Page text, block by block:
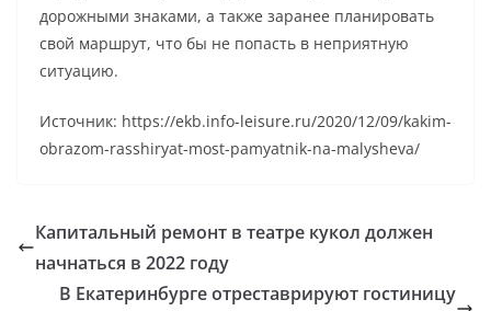
дорожными знаками, а также заранее планировать
свой маршрут, что бы не попасть в неприятную
ситуацию.
Источник: https://ekb.info-leisure.ru/2020/12/09/kakim-
obrazom-rasshiryat-most-pamyatnik-na-malysheva/
Капитальный ремонт в театре кукол должен
начнаться в 2022 году
В Екатеринбурге отреставрируют гостиницу